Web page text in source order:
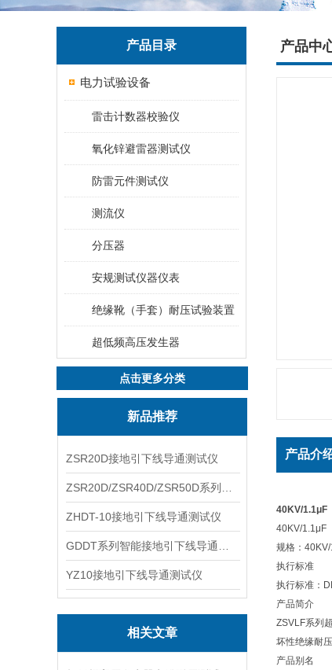
产品目录
电力试验设备
雷击计数器校验仪
氧化锌避雷器测试仪
防雷元件测试仪
测流仪
分压器
安规测试仪器仪表
绝缘靴（手套）耐压试验装置
超低频高压发生器
点击更多分类
新品推荐
ZSR20D接地引下线导通测试仪
ZHDT-10接地引下线导通测试仪
YZ10接地引下线导通测试仪
相关文章
产品中
产品介
40KV/1.1μF
40KV/1.1μF
规格：
执行标准
执行标准：
产品简介
ZSVLF系列
坏性绝缘耐
产品别名